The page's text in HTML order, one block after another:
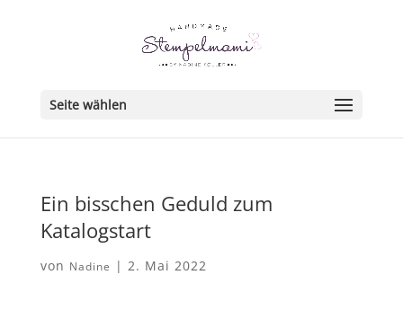
Seite wählen
Ein bisschen Geduld zum
Katalogstart
von Nadine | 2. Mai 2022